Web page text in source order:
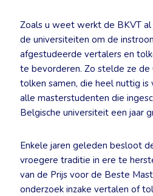
Zoals u weet werkt de BKVT
de universiteiten om de
afgestudeerde vertalers en
te bevorderen. Zo stelde ze de
tolken samen, die heel nuttig is
alle masterstudenten die
Belgische universiteit een jaar
Enkele jaren geleden besloot
vroegere traditie in ere te
van de Prijs voor de Beste
onderzoek inzake vertalen of